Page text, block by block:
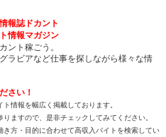
報誌ドカント
情報マガジン
ント稼ごう。
ラビアなど仕事を探しながら様々な情
さい！
情報を幅広く掲載しております。
ますので、是非チェックしてみてください。
方・目的に合わせて高収入バイトを検索してい